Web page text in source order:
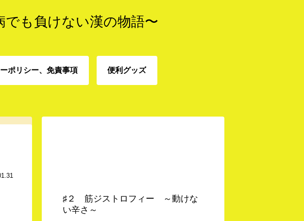
も負けない漢の物語〜
ポリシー、免責事項 便利グッズ
♯２ 筋ジストロフィー ～動けな
い辛さ～